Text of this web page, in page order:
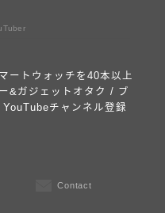
ートウォッチを40本以上
&ガジェットオタク / ブ
チャンネル登録
Contact